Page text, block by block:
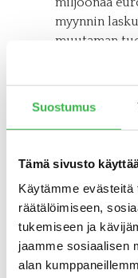
Suostumus
Tämä sivusto
Käytämme
räätälöimiseen,
tukemiseen ja
jaamme sosiaalisen
alan
myynnin
muutaman
Pro Luomun
etenkin
hidastaa
Luomulihan
kuitenkin
mutta